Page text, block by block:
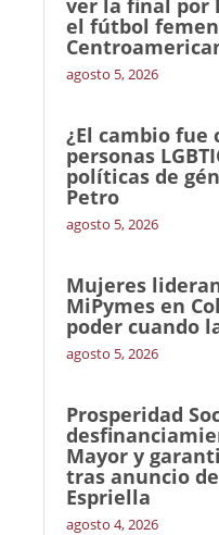
ver la final por
el fútbol
agosto 5, 2026
¿El cambio fue
personas
políticas de
Petro
agosto 5, 2026
Mujeres
MiPymes en
poder cuando
agosto 5, 2026
Prosperidad
Mayor y
tras anuncio
Espriella
agosto 4, 2026